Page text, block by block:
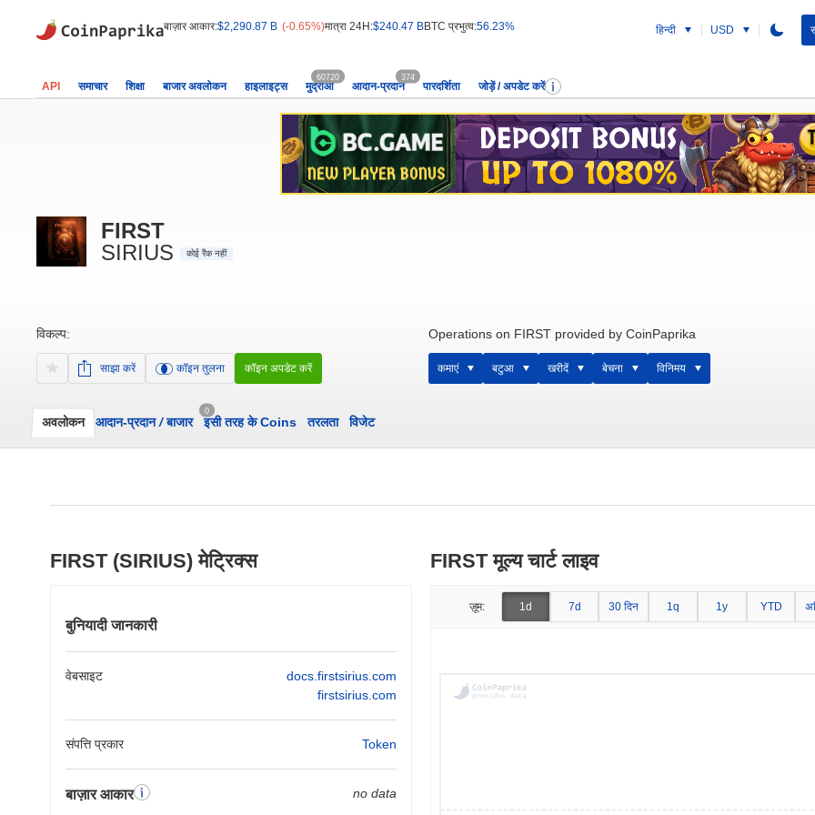
बाज़ार आकार:$2,290.87 B (-0.65%)मात्रा 24H:$240.47 BBTC प्रभुत्व:56.23% हिन्दी USD
API समाचार शिक्षा बाजार अवलोकन हाइलाइट्स मुद्राओं
60720
आदान-प्रदान
374
पारदर्शिता जोड़ें / अपडेट करें
FIRST
SIRIUS
कोई रैंक नहीं
विकल्प:
साझा करें कॉइन तुलना कॉइन अपडेट करें
Operations on FIRST provided by CoinPaprika
कमाएं बटुआ खरीदें बेचना विनिमय
अवलोकन आदान-प्रदान/बाजार
0
इसी तरह के Coins तरलता विजेट
FIRST (SIRIUS) मेट्रिक्स
बुनियादी जानकारी
वेबसाइट
docs.firstsirius.com
firstsirius.com
संपत्ति प्रकार Token
बाज़ार आकार no data
FIRST मूल्य चार्ट लाइव
ज़ूम: 1d 7d 30 दिन 1q 1y YTD